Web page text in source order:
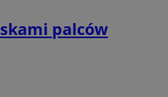
palców